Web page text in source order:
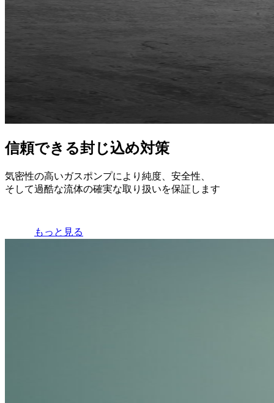
信頼できる封じ込め対策
気密性の高いガスポンプにより純度、安全性、
そして過酷な流体の確実な取り扱いを保証します
もっと見る